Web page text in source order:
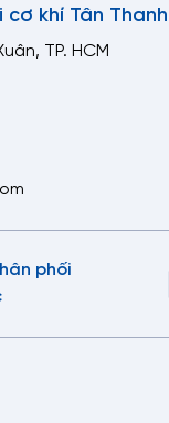
khí Tân Thanh
TP. HCM
phối